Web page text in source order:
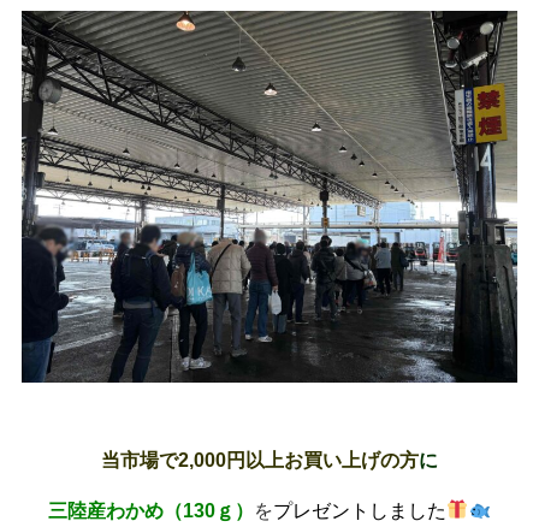
当市場で2,000円以上お買い上げの方に
三陸産わかめ（130ｇ） をプレゼント しました